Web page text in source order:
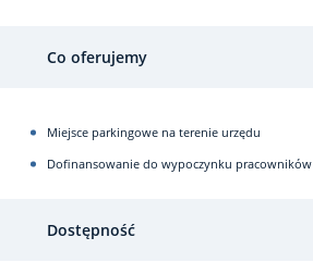
Co oferujemy
Miejsce parkingowe na terenie urzędu
Dofinansowanie do wypoczynku pracowników
Dostępność